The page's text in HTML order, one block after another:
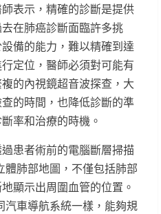
表示，精確的診斷是提供
在肺癌診斷面臨許多挑
備的能力，難以精確到達
定位，醫師必須對可能有
的內視鏡超音波探查，大
的時間，也降低診斷的準
率和治療的時機。
患者術前的電腦斷層掃描
肺部地圖，不僅包括肺部
顯示出周圍血管的位置。
車導航系統一樣，能夠規